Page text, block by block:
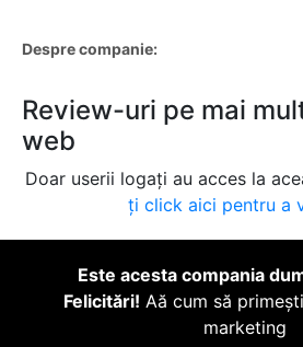
Despre companie:
Review-uri pe mai
web
Doar userii logați au acces la
ți click aici pentru a
Este acesta compania
Felicitări! Aă cum să
marketing